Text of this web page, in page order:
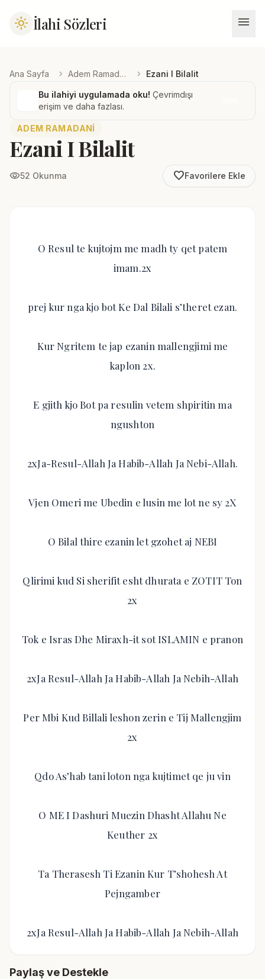
light_mode İlahi Sözleri menu
Ana Sayfa chevron_right Adem Ramadani chevron_right Ezani I Bilalit
Bu ilahiyi uygulamada oku! Çevrimdışı
erişim ve daha fazlası.
ADEM RAMADANI
Ezani I Bilalit
visibility52 Okunma favorite_borderFavorilere Ekle
O Resul te kujtojm me madh ty qet patem
imam.2x
prej kur nga kjo bot Ke Dal Bilali s’theret ezan.
Kur Ngritem te jap ezanin mallengjimi me
kaplon 2x.
E gjith kjo Bot pa resulin vetem shpiritin ma
ngushton
2xJa-Resul-Allah Ja Habib-Allah Ja Nebi-Allah.
Vjen Omeri me Ubedin e lusin me lot ne sy 2X
O Bilal thire ezanin let gzohet aj NEBI
Qlirimi kud Si sherifit esht dhurata e ZOTIT Ton
2x
Tok e Isras Dhe Miraxh-it sot ISLAMIN e pranon
2xJa Resul-Allah Ja Habib-Allah Ja Nebih-Allah
Per Mbi Kud Billali leshon zerin e Tij Mallengjim
2x
Qdo As’hab tani loton nga kujtimet qe ju vin
O ME I Dashuri Muezin Dhasht Allahu Ne
Keuther 2x
Ta Therasesh Ti Ezanin Kur T’shohesh At
Pejngamber
2xJa Resul-Allah Ja Habib-Allah Ja Nebih-Allah
Paylaş ve Destekle